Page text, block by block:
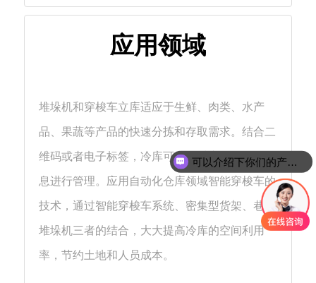
应用领域
堆垛机和穿梭车立库适应于生鲜、肉类、水产
品、果蔬等产品的快速分拣和存取需求。结合二
维码或者电子标签，冷库可实现对产品的众多信
息进行管理。应用自动化仓库领域智能穿梭车的
技术，通过智能穿梭车系统、密集型货架、巷道
堆垛机三者的结合，大大提高冷库的空间利用
率，节约土地和人员成本。
可以介绍下你们的产品么